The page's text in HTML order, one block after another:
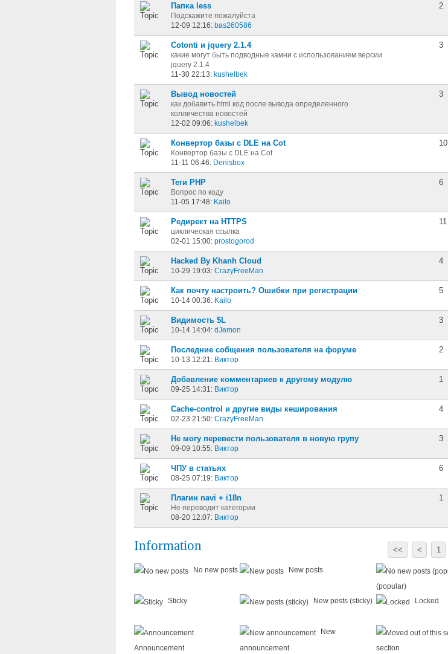
Папка less
Подскажите пожалуйста
12-09 12:16: bas260586
2
Cotonti и jquery 2.1.4
какие могут быть подводные камни с использованием версии
jquery 2.1.4
11-30 22:13: kushelbek
3
Вывод новостей
как добавить html код после вывода определенного
колличества новостей
12-02 09:06: kushelbek
3
Конвертор базы с DLE на Cot
Конвертор базы с DLE на Cot
11-11 06:46: Denisbox
10
Теги PHP
Вопрос по коду
11-05 17:48: Kailo
6
Редирект на HTTPS
циклическая ссылка
02-01 15:00: prostogorod
11
Hacked By Khanh Cloud
10-29 19:03: CrazyFreeMan
4
Как почту настроить? Ошибки при регистрации
10-14 00:36: Kailo
5
Видимость $L
10-14 14:04: dJemon
3
Последние собщения пользователя на форуме
10-13 12:21: Виктор
2
Добавление комментариев к другому модулю
09-25 14:31: Виктор
1
Cache-control и другие виды кеширования
02-23 21:50: CrazyFreeMan
4
Не могу перевести пользователя в новую групу
09-09 10:55: Виктор
3
ЧПУ в статьях
08-25 07:19: Виктор
6
Плагин navi + i18n
Не переводит категории
08-20 12:07: Виктор
1
<< < 1
Information
No new posts New posts
(popular)
Sticky
New posts (sticky) Locked
Announcement
New
announcement section